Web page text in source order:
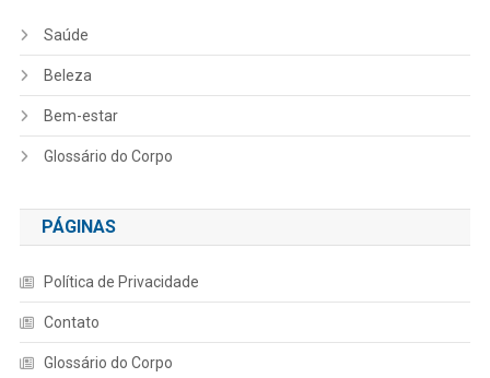
Saúde
Beleza
Bem-estar
Glossário do Corpo
PÁGINAS
Política de Privacidade
Contato
Glossário do Corpo